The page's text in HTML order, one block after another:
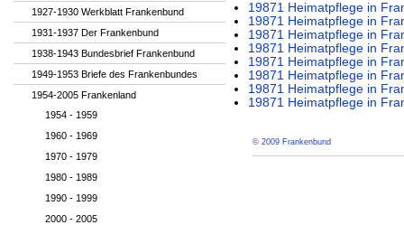
19871 Heimatpflege in
19871 Heimatpflege in
19871 Heimatpflege in
19871 Heimatpflege in
19871 Heimatpflege in
19871 Heimatpflege in
19871 Heimatpflege in
19871 Heimatpflege in
© 2009 Frankenbund
1927-1930 Werkblatt Frankenbund
1931-1937 Der Frankenbund
1938-1943 Bundesbrief Frankenbund
1949-1953 Briefe des Frankenbundes
1954-2005 Frankenland
1954 - 1959
1960 - 1969
1970 - 1979
1980 - 1989
1990 - 1999
2000 - 2005